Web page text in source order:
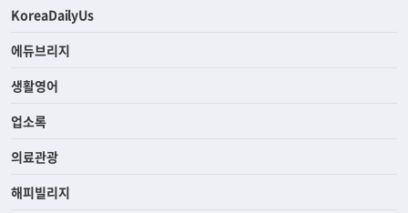
KoreaDailyUs
에듀브리지
생활영어
업소록
의료관광
해피빌리지